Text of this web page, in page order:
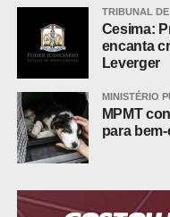
– Sardinha;
– Pescada;
– Camarão;
– Cavalinha e
– Cação.
TRIBUNAL
Cesima:
encanta
Leverger
MINISTÉRIO
MPMT
para